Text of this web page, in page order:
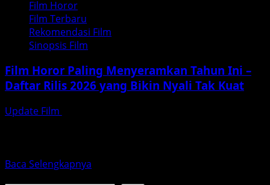
Update
Fakta
Terbaru
Film Horor
Film Terbaru
Rekomendasi Film
Sinopsis Film
Film Horor Paling Menyeramkan Tahun Ini –
Daftar Rilis 2026 yang Bikin Nyali Tak Kuat
Update Film
Baca Selengkapnya